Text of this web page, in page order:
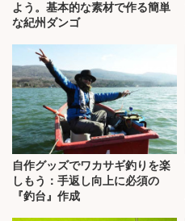
よう。基本的な素材で作る簡単
な紀州ダンゴ
自作グッズでワカサギ釣りを楽
しもう：手返し向上に必須の
『釣台』作成